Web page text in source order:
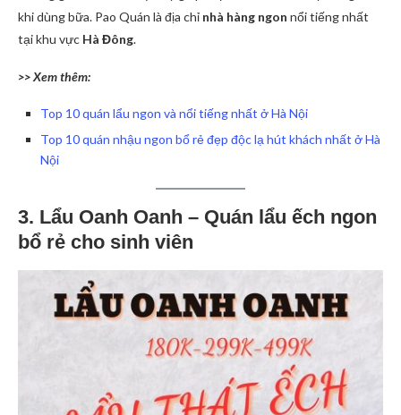
khi dùng bữa. Pao Quán là địa chỉ nhà hàng ngon nổi tiếng nhất
tại khu vực Hà Đông.
>> Xem thêm:
Top 10 quán lẩu ngon và nổi tiếng nhất ở Hà Nội
Top 10 quán nhậu ngon bổ rẻ đẹp độc lạ hút khách nhất ở Hà
Nội
3. Lẩu Oanh Oanh – Quán lẩu ếch ngon
bổ rẻ cho sinh viên